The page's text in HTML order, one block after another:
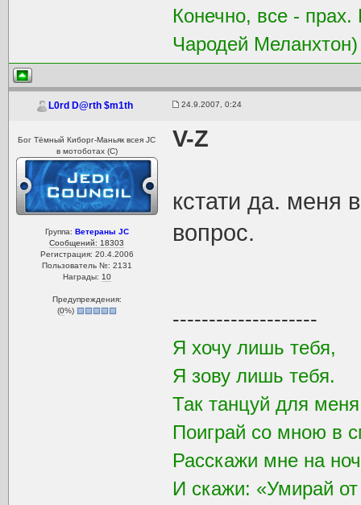
Конечно, все -
Чародей Меланхтон)
L0rd D@rth $m1th 24.9.2007, 0:24
Бог Тёмный Киборг-Маньяк всея JC
в мотоботах (С)
Группа: Ветераны JC
Сообщений: 18303
Регистрация: 20.4.2006
Пользователь №: 2131
Награды: 10
Предупреждения:
(0%)
V-Z
кстати да. меня
вопрос.
--------------------
Я хочу лишь тебя,
Я зову лишь тебя.
Так танцуй для
Поиграй со мною в
Расскажи мне на
И скажи: «Умирай